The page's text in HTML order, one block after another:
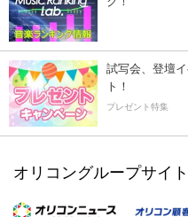
試写会、登壇
ト！
プレゼント特集
オリコングループサイト